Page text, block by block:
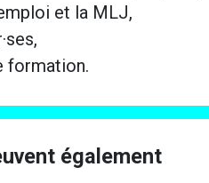
et la MLJ,
formation.
également